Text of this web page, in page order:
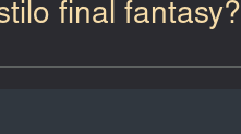
final fantasy?